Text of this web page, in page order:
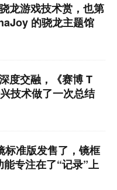
龙游戏技术赏，也第
的骁龙主题馆
度交融，《赛博 T
技术做了一次总结
标准版发售了，镜框
专注在了“记录”上